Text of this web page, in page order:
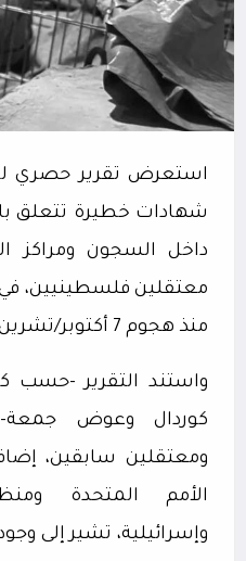
استعرض تقرير حصري
شهادات خطيرة تتعلق
داخل السجون ومراكز
معتقلين فلسطينيين،
منذ هجوم 7 أكتوبر/تشرين الأول 2023.
واستند التقرير -حسب
كوردال وعوض
ومعتقلين سابقين،
الأمم المتحدة
وإسرائيلية، تشير إلى